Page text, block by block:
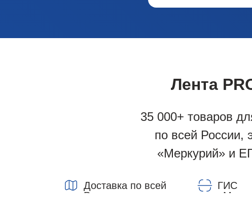
Лента
35 000+ товаров
по всей России,
«Меркурий» и
Доставка по всей
России
ГИС